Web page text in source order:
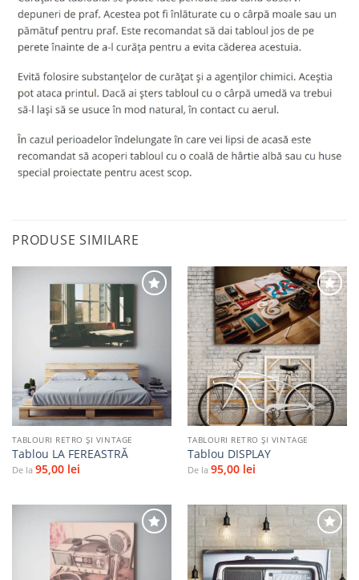
PRODUSE SIMILARE
Adaugă
TABLOURI RETRO ȘI VINTAGE
Tablou LA FEREASTRĂ
De la 95,00 lei
Adaugă
la
favorite
TABLOURI RETRO ȘI VINTAGE
Tablou DISPLAY
De la 95,00 lei
Adaugă
Adaugă